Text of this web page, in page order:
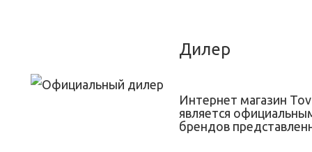
Дилер
Интернет магазин
является
брендов